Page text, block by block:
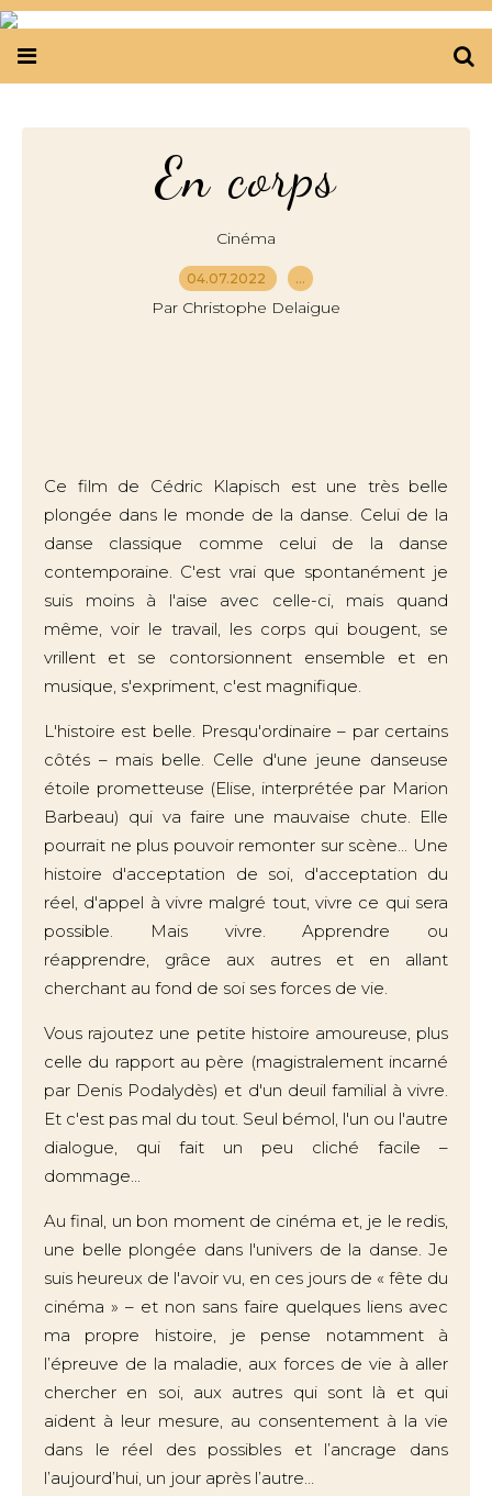
En corps
Cinéma
04.07.2022 …
Par Christophe Delaigue
Ce film de Cédric Klapisch est une très belle
plongée dans le monde de la danse. Celui de la
danse classique comme celui de la danse
contemporaine. C'est vrai que spontanément je
suis moins à l'aise avec celle-ci, mais quand
même, voir le travail, les corps qui bougent, se
vrillent et se contorsionnent ensemble et en
musique, s'expriment, c'est magnifique.
L'histoire est belle. Presqu'ordinaire – par certains
côtés – mais belle. Celle d'une jeune danseuse
étoile prometteuse (Elise, interprétée par Marion
Barbeau) qui va faire une mauvaise chute. Elle
pourrait ne plus pouvoir remonter sur scène... Une
histoire d'acceptation de soi, d'acceptation du
réel, d'appel à vivre malgré tout, vivre ce qui sera
possible. Mais vivre. Apprendre ou
réapprendre, grâce aux autres et en allant
cherchant au fond de soi ses forces de vie.
Vous rajoutez une petite histoire amoureuse, plus
celle du rapport au père (magistralement incarné
par Denis Podalydès) et d'un deuil familial à vivre.
Et c'est pas mal du tout. Seul bémol, l'un ou l'autre
dialogue, qui fait un peu cliché facile –
dommage...
Au final, un bon moment de cinéma et, je le redis,
une belle plongée dans l'univers de la danse. Je
suis heureux de l'avoir vu, en ces jours de « fête du
cinéma » – et non sans faire quelques liens avec
ma propre histoire, je pense notamment à
l’épreuve de la maladie, aux forces de vie à aller
chercher en soi, aux autres qui sont là et qui
aident à leur mesure, au consentement à la vie
dans le réel des possibles et l’ancrage dans
l’aujourd’hui, un jour après l’autre…